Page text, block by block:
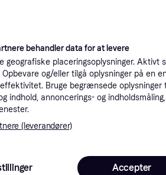
Laveste pris
behandler data for at levere
geografiske placeringsoplysninger. Aktivt
og/eller tilgå oplysninger på en
Bruge begrænsede
indhold, annoncerings- og
(leverandører)
Accepter